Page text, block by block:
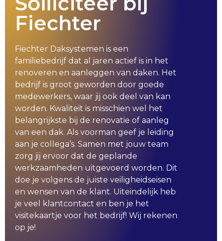
Fiechter
Fiechter Daksystemen is een
familiebedrijf dat al jaren actief is in het
renoveren en aanleggen van daken. Het
bedrijf is groot geworden door goede
medewerkers, waar jij ook deel van kan
worden. Kwaliteit is misschien wel het
belangrijkste bij de renovatie of aanleg
van een dak. Als voorman geef je leiding
aan je collega’s. Samen met jouw team
zorg jij ervoor dat de geplande
werkzaamheden uitgevoerd worden. Dit
doe je volgens de juiste veiligheidseisen
en wensen van de klant. Uiteindelijk heb
je veel klantcontact en ben je het
visitekaartje voor het bedrijf! Wij rekenen
op je!